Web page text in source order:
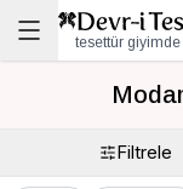
tesettür giyimde
Filtrele